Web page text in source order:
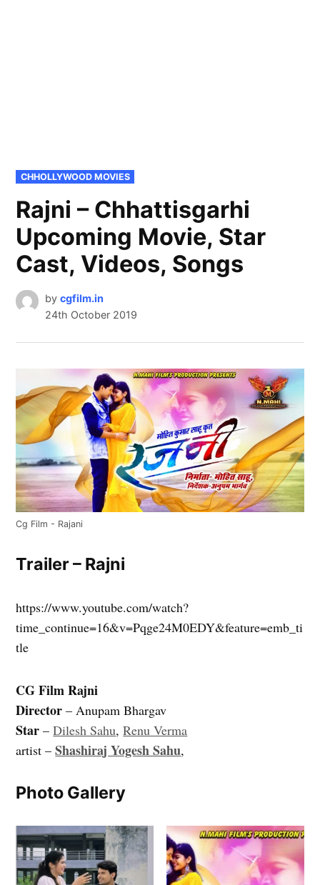
POSTED
IN
CHHOLLYWOOD MOVIES
Rajni – Chhattisgarhi
Upcoming Movie, Star
Cast, Videos, Songs
by cgfilm.in
24th October 2019
Cg Film - Rajani
Trailer – Rajni
https://www.youtube.com/watch?
time_continue=16&v=Pqge24M0EDY&feature=emb_ti
tle
CG Film Rajni
Director – Anupam Bhargav
Star –Dilesh Sahu,Renu Verma
artist –Shashiraj Yogesh Sahu,
Photo Gallery